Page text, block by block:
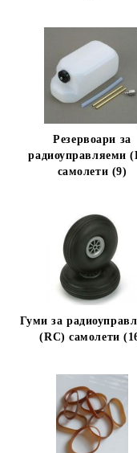
Резервоари за
радиоуправляеми
самолети (9)
Гуми за
(RC) самолети